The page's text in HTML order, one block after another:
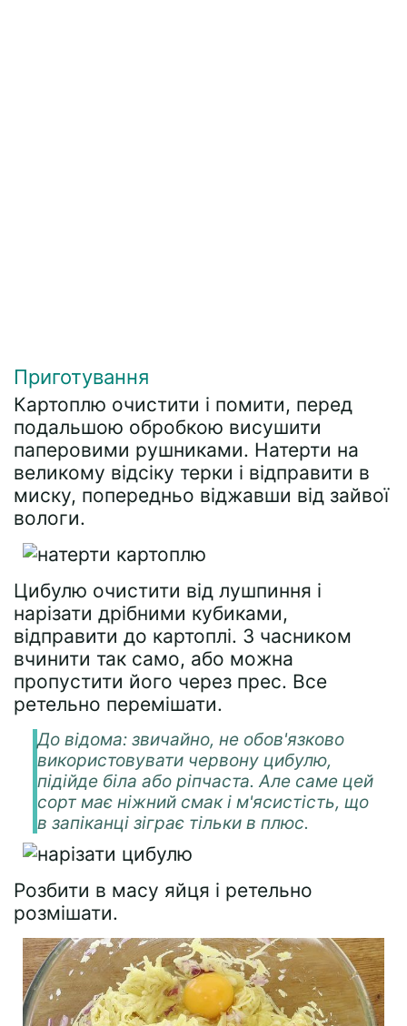
Приготування
Картоплю очистити і помити, перед
подальшою обробкою висушити
паперовими рушниками. Натерти на
великому відсіку терки і відправити в
миску, попередньо віджавши від зайвої
вологи.
Цибулю очистити від лушпиння і
нарізати дрібними кубиками,
відправити до картоплі. З часником
вчинити так само, або можна
пропустити його через прес. Все
ретельно перемішати.
До відома: звичайно, не обов'язково
використовувати червону цибулю,
підійде біла або ріпчаста. Але саме цей
сорт має ніжний смак і м'ясистість, що
в запіканці зіграє тільки в плюс.
Розбити в масу яйця і ретельно
розмішати.